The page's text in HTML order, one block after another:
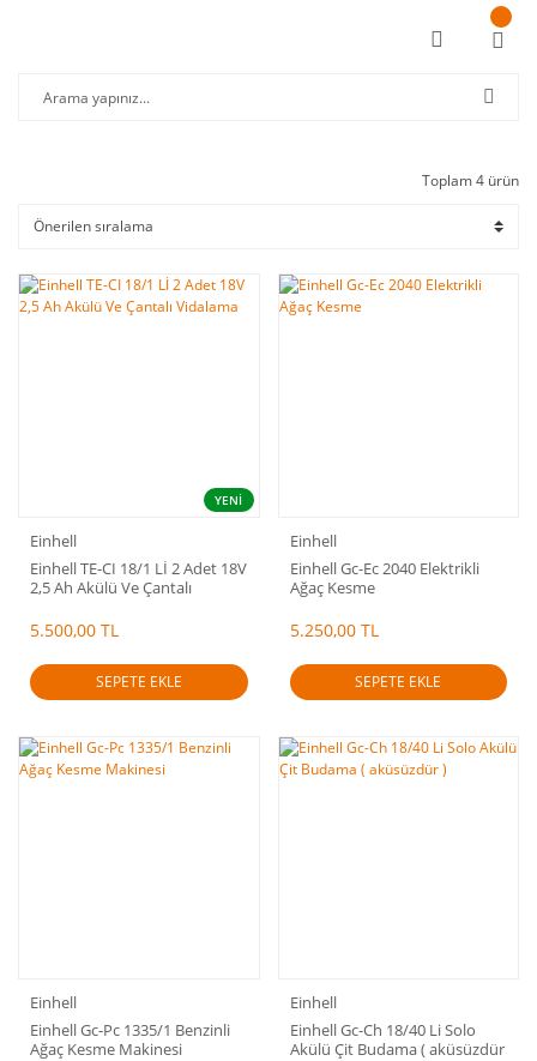
Toplam 4 ürün
YENİ
Einhell
Einhell TE-CI 18/1 Lİ 2 Adet 18V
2,5 Ah Akülü Ve Çantalı
5.500,00 TL
SEPETE EKLE
Einhell
Einhell Gc-Ec 2040 Elektrikli
Ağaç Kesme
5.250,00 TL
SEPETE EKLE
Einhell
Einhell Gc-Pc 1335/1 Benzinli
Ağaç Kesme Makinesi
Einhell
Einhell Gc-Ch 18/40 Li Solo
Akülü Çit Budama ( aküsüzdür